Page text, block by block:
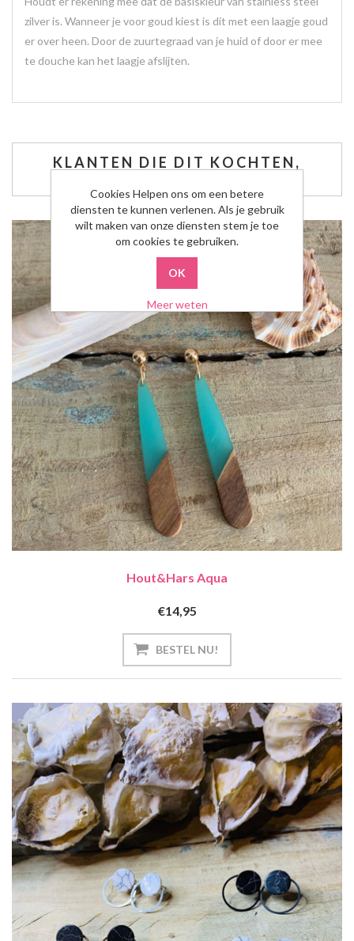
zilver is. Wanneer je voor goud kiest is dit met een laagje goud
er over heen. Door de zuurtegraad van je huid of door er mee
te douche kan het laagje afslijten.
KLANTEN DIE DIT KOCHTEN,
Hout&hars Aqua
€14,95
Cookies Helpen ons om een betere
diensten te kunnen verlenen. Als je gebruik
wilt maken van onze diensten stem je toe
om cookies te gebruiken.
Meer weten